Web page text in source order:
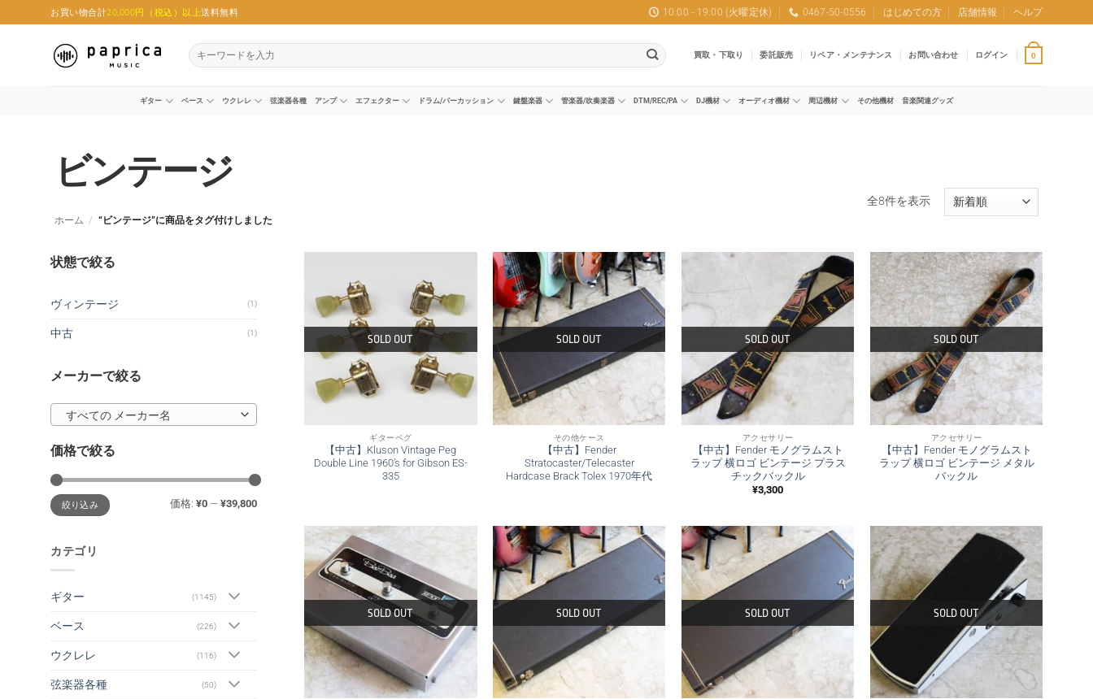
to
お買い物合計20,000円（税込）以上送料無料 10:00 - 19:00 (火曜定休) 0467-50-0556 はじめての方 店舗情報 ヘルプ
検
索
買取・下取り 委託販売 リペア・メンテナンス お問い合わせ ログイン 0
ギター ベース ウクレレ 弦楽器各種 アンプ エフェクター ドラム/パーカッション 鍵盤楽器 管楽器/吹奏楽器 DTM/REC/PA DJ機材 オーディオ機材 周辺機材 その他機材 音楽関連グッズ
ビンテージ
ホーム / “ビンテージ”に商品をタグ付けしました
全8件を表示新
順
状態で絞る
ヴィンテージ (1)
中古 (1)
メーカーで絞る
すべての メーカー名
価格で絞る
最
低
価
最
高
価
絞り込み 価格: ¥0— ¥39,800
カテゴリ
ギター (1145)
ベース (226)
ウクレレ (116)
弦楽器各種 (50)
SOLD OUT
ギターペグ
【中古】Kluson Vintage Peg
Double Line 1960’s for Gibson ES-
335
SOLD OUT
その他ケース
【中古】Fender
Stratocaster/Telecaster
Hardcase Brack Tolex 1970年代
SOLD OUT
アクセサリー
【中古】Fender モノグラムスト
ラップ 横ロゴ ビンテージ プラス
チックバックル
¥3,300
SOLD OUT
アクセサリー
【中古】Fender モノグラムスト
ラップ 横ロゴ ビンテージ メタル
バックル
SOLD OUT SOLD OUT SOLD OUT SOLD OUT